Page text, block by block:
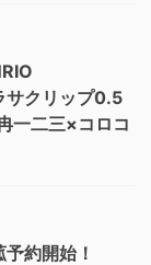
サクリップ0.5
一二三×コロコ
約開始！